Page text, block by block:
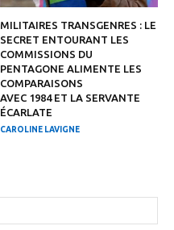
MILITAIRES TRANSGENRES : LE
SECRET ENTOURANT LES
COMMISSIONS DU
PENTAGONE ALIMENTE LES
COMPARAISONS
AVEC 1984 ET LA SERVANTE
ÉCARLATE
CAROLINE LAVIGNE
: